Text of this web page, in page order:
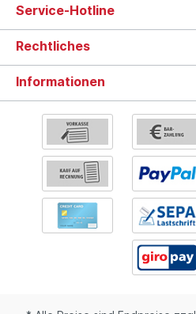
Service-Hotline
Rechtliches
Informationen